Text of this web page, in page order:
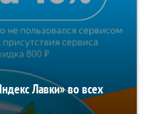
Лавки» во всех